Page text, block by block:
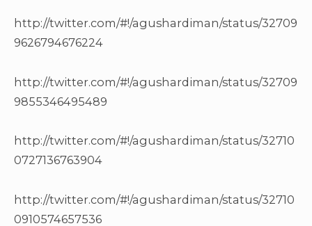
http://twitter.com/#!/agushardiman/status/32709
9626794676224
http://twitter.com/#!/agushardiman/status/32709
9855346495489
http://twitter.com/#!/agushardiman/status/32710
0727136763904
http://twitter.com/#!/agushardiman/status/32710
0910574657536